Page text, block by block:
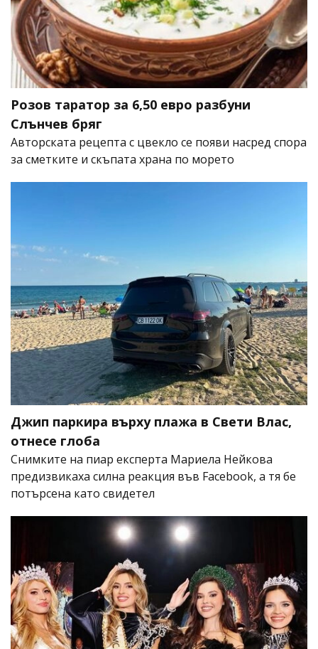
Розов таратор за 6,50 евро разбуни
Слънчев бряг
Авторската рецепта с цвекло се появи насред спора
за сметките и скъпата храна по морето
Джип паркира върху плажа в Свети Влас,
отнесе глоба
Снимките на пиар експерта Мариела Нейкова
предизвикаха силна реакция във Facebook, а тя бе
потърсена като свидетел